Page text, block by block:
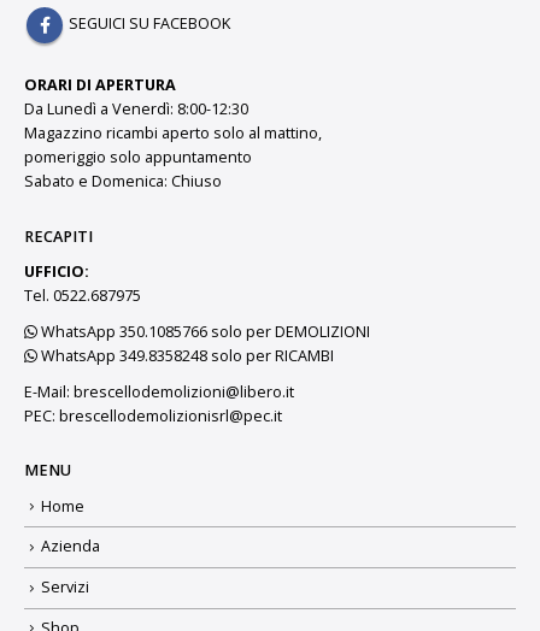
SEGUICI SU FACEBOOK
ORARI DI APERTURA
Da Lunedì a Venerdì: 8:00-12:30
Magazzino ricambi aperto solo al mattino,
pomeriggio solo appuntamento
Sabato e Domenica: Chiuso
RECAPITI
UFFICIO:
Tel. 0522.687975
WhatsApp 350.1085766 solo per DEMOLIZIONI
WhatsApp 349.8358248 solo per RICAMBI
E-Mail: brescellodemolizioni@libero.it
PEC: brescellodemolizionisrl@pec.it
MENU
Home
Azienda
Servizi